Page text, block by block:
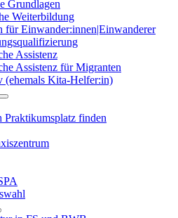
Grundlagen
Weiterbildung
für Einwander:innen|Einwanderer
Assistenz
Assistenz für Migranten
(ehemals Kita-Helfer:in)
Praktikumsplatz finden